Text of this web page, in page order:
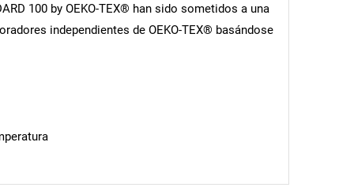
100 by OEKO-TEX® han sido sometidos a una
independientes de OEKO-TEX® basándose